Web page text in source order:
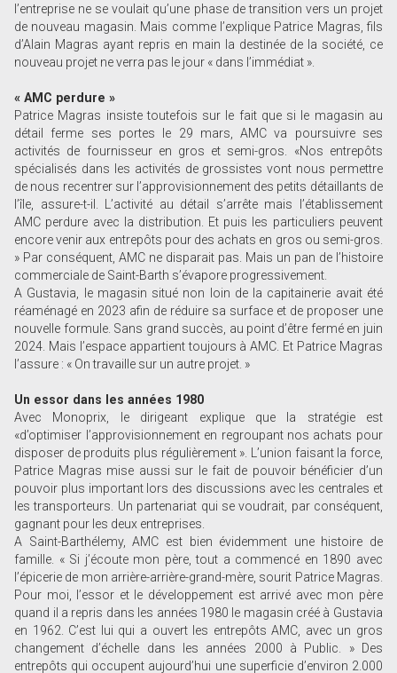
l’entreprise ne se voulait qu’une phase de transition vers un projet
de nouveau magasin. Mais comme l’explique Patrice Magras, fils
d’Alain Magras ayant repris en main la destinée de la société, ce
nouveau projet ne verra pas le jour « dans l’immédiat ».
« AMC perdure »
Patrice Magras insiste toutefois sur le fait que si le magasin au
détail ferme ses portes le 29 mars, AMC va poursuivre ses
activités de fournisseur en gros et semi-gros. «Nos entrepôts
spécialisés dans les activités de grossistes vont nous permettre
de nous recentrer sur l’approvisionnement des petits détaillants de
l’île, assure-t-il. L’activité au détail s’arrête mais l’établissement
AMC perdure avec la distribution. Et puis les particuliers peuvent
encore venir aux entrepôts pour des achats en gros ou semi-gros.
» Par conséquent, AMC ne disparait pas. Mais un pan de l’histoire
commerciale de Saint-Barth s’évapore progressivement.
A Gustavia, le magasin situé non loin de la capitainerie avait été
réaménagé en 2023 afin de réduire sa surface et de proposer une
nouvelle formule. Sans grand succès, au point d’être fermé en juin
2024. Mais l’espace appartient toujours à AMC. Et Patrice Magras
l’assure : « On travaille sur un autre projet. »
Un essor dans les années 1980
Avec Monoprix, le dirigeant explique que la stratégie est
«d’optimiser l’approvisionnement en regroupant nos achats pour
disposer de produits plus régulièrement ». L’union faisant la force,
Patrice Magras mise aussi sur le fait de pouvoir bénéficier d’un
pouvoir plus important lors des discussions avec les centrales et
les transporteurs. Un partenariat qui se voudrait, par conséquent,
gagnant pour les deux entreprises.
A Saint-Barthélemy, AMC est bien évidemment une histoire de
famille. « Si j’écoute mon père, tout a commencé en 1890 avec
l’épicerie de mon arrière-arrière-grand-mère, sourit Patrice Magras.
Pour moi, l’essor et le développement est arrivé avec mon père
quand il a repris dans les années 1980 le magasin créé à Gustavia
en 1962. C’est lui qui a ouvert les entrepôts AMC, avec un gros
changement d’échelle dans les années 2000 à Public. » Des
entrepôts qui occupent aujourd’hui une superficie d’environ 2.000